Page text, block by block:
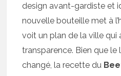
design avant-gardiste et
nouvelle bouteille met à
voit un plan de la ville qui
transparence. Bien que
changé, la recette du